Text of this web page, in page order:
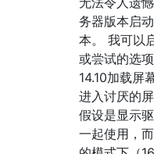
务器版本启
本。 我可以
或尝试的选
14.10加载屏
进入讨厌的
假设是显示
一起使用，